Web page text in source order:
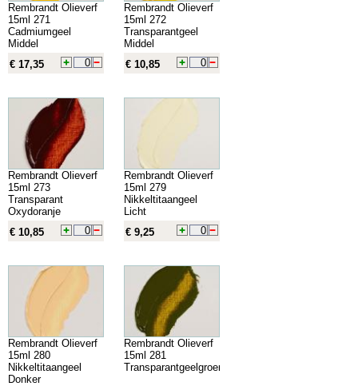
Rembrandt Olieverf
15ml 271
Cadmiumgeel
Middel
€ 17,35
Rembrandt Olieverf
15ml 272
Transparantgeel
Middel
€ 10,85
Rembrandt Olieverf
15ml 273
Transparant
Oxydoranje
€ 10,85
Rembrandt Olieverf
15ml 279
Nikkeltitaangeel
Licht
€ 9,25
Rembrandt Olieverf
15ml 280
Nikkeltitaangeel
Donker
Rembrandt Olieverf
15ml 281
Transparantgeelgroen